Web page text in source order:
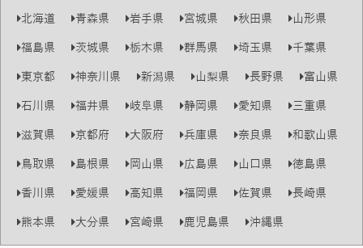
北海道 青森県 岩手県 宮城県 秋田県
山形県
福島県
茨城県 栃木県 群馬県 埼玉県
千葉県
東京都
神奈川県 新潟県 山梨県 長野県
富山県
石川県
福井県 岐阜県 静岡県 愛知県
三重県
滋賀県
京都府 大阪府 兵庫県 奈良県
和歌山県
鳥取県
島根県 岡山県 広島県 山口県
徳島県
香川県
愛媛県 高知県 福岡県 佐賀県
長崎県
熊本県
大分県 宮崎県 鹿児島県 沖縄県